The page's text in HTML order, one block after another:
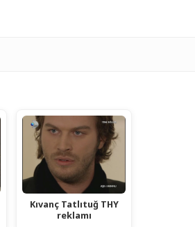
Kıvanç Tatlıtuğ THY
reklamı